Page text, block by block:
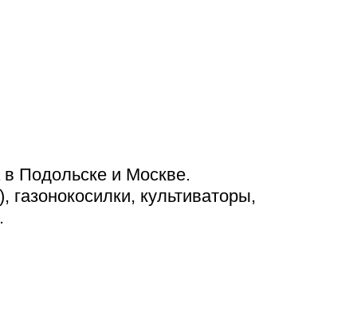
Подольске и Москве.
культиваторы,